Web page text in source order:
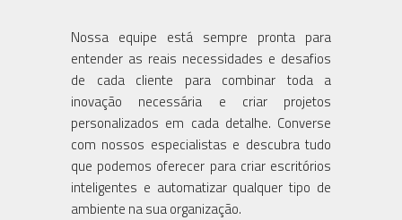
Nossa equipe está sempre pronta para
entender as reais necessidades e desafios
de cada cliente para combinar toda a
inovação necessária e criar projetos
personalizados em cada detalhe. Converse
com nossos especialistas e descubra tudo
que podemos oferecer para criar escritórios
inteligentes e automatizar qualquer tipo de
ambiente na sua organização.